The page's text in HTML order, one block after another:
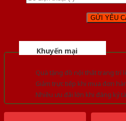
Khuyến mại
Quà tặng đồ nội thất trang trí
Giảm trực tiếp khi mua đơn
Nhiều ưu đãi lớn khi đăng ký